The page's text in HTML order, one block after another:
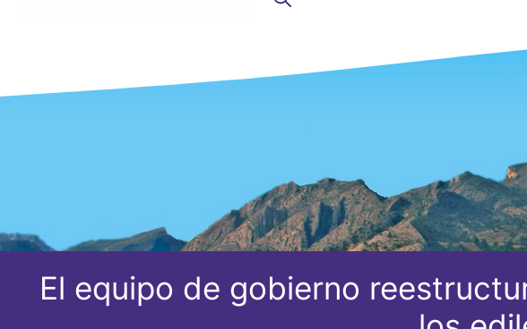
El equipo de gobierno